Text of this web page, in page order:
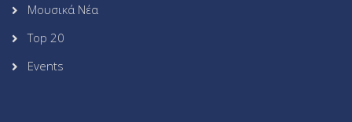
Μουσικά Νέα
Top 20
Events